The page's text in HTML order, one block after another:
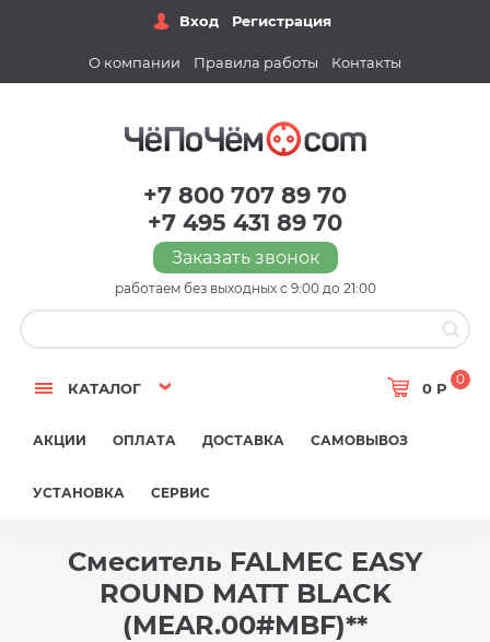
Вход Регистрация
О компании Правила работы Контакты
+7 800 707 89 70
+7 495 431 89 70
Заказать звонок
работаем без выходных с 9:00 до 21:00
КАТАЛОГ 0 Р
0
АКЦИИ ОПЛАТА ДОСТАВКА САМОВЫВОЗ
УСТАНОВКА СЕРВИС
Смеситель FALMEC EASY
ROUND MATT BLACK
(MEAR.00#MBF)**